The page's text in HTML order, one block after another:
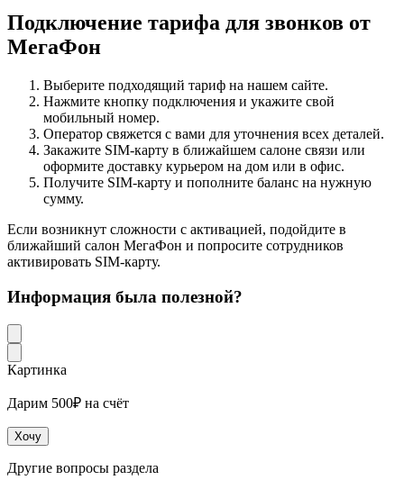
Подключение тарифа для звонков от
МегаФон
Выберите подходящий тариф на нашем сайте.
Нажмите кнопку подключения и укажите свой
мобильный номер.
Оператор свяжется с вами для уточнения всех деталей.
Закажите SIM-карту в ближайшем салоне связи или
оформите доставку курьером на дом или в офис.
Получите SIM-карту и пополните баланс на нужную
сумму.
Если возникнут сложности с активацией, подойдите в
ближайший салон МегаФон и попросите сотрудников
активировать SIM-карту.
Информация была полезной?
Картинка
Дарим 500₽ на счёт
Хочу
Другие вопросы раздела